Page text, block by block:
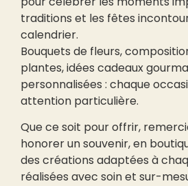
traditions et les fêtes
calendrier.
Bouquets de fleurs,
plantes, idées cadeaux
personnalisées : chaque
attention particulière.
Que ce soit pour offrir,
honorer un souvenir, en
des créations adaptées à
réalisées avec soin et sur-